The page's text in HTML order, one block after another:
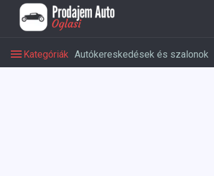
Kategóriák Autókereskedések és szalonok